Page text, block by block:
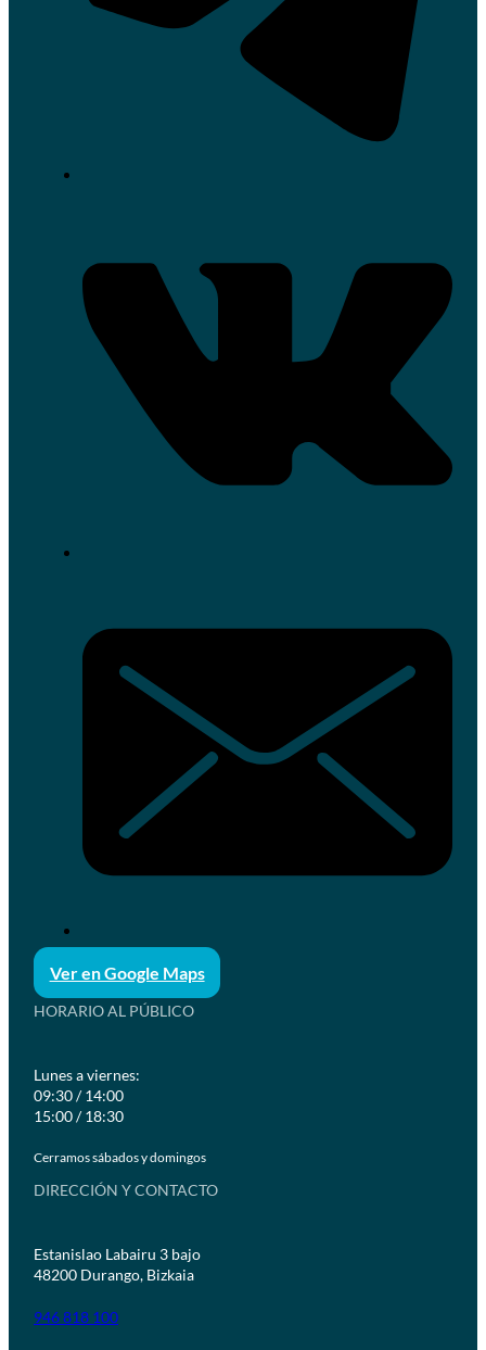
Ver en Google Maps
HORARIO AL PÚBLICO
Lunes a viernes:
09:30 / 14:00
15:00 / 18:30
Cerramos sábados y domingos
DIRECCIÓN Y CONTACTO
Estanislao Labairu 3 bajo
48200 Durango, Bizkaia
946 818 100